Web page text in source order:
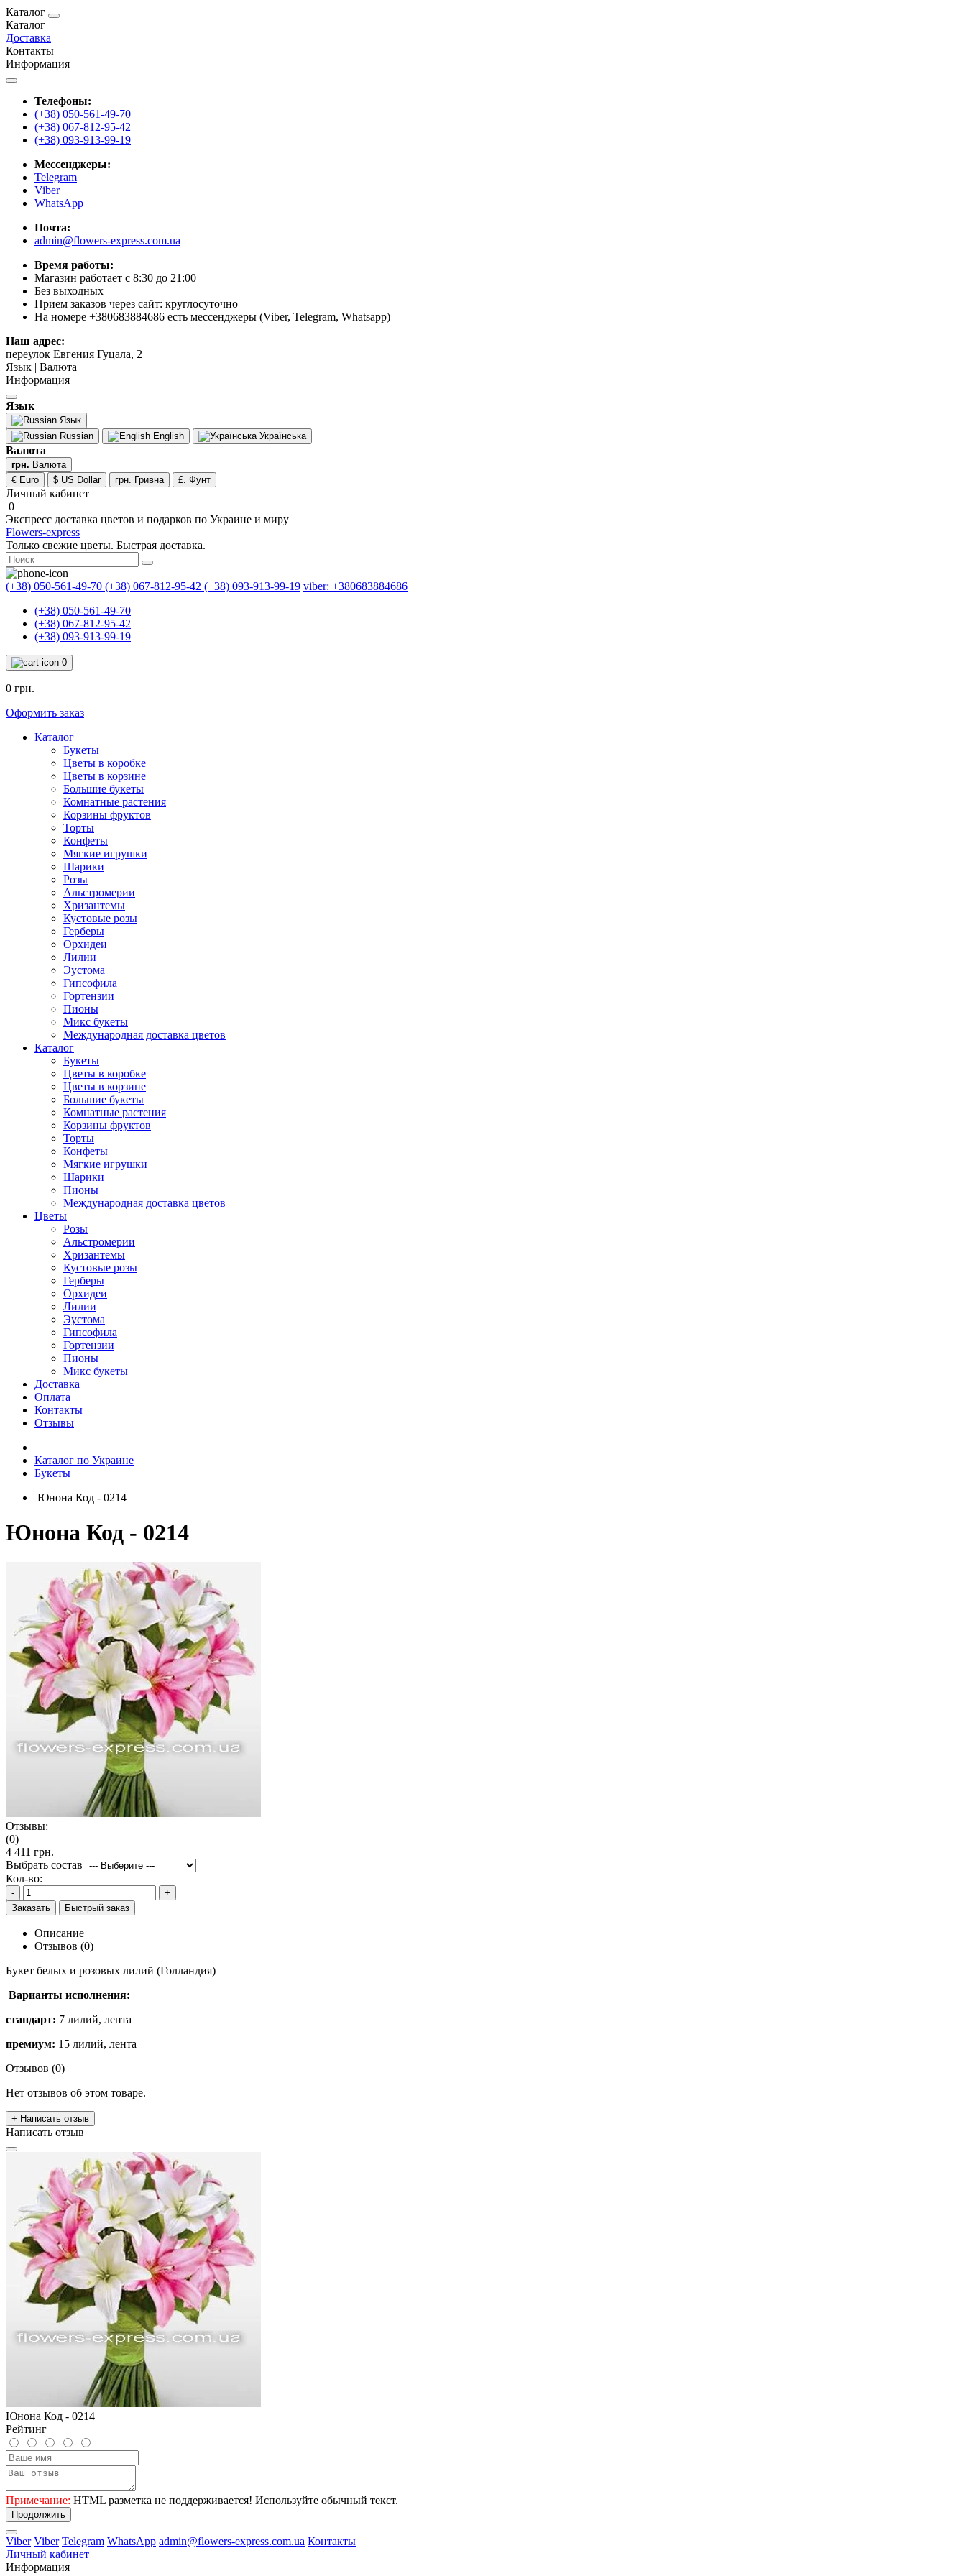
Каталог
Каталог
Доставка
Контакты
Информация
Телефоны:
(+38) 050-561-49-70
(+38) 067-812-95-42
(+38) 093-913-99-19
Мессенджеры:
Telegram
Viber
WhatsApp
Почта:
admin@flowers-express.com.ua
Время работы:
Магазин работает с 8:30 до 21:00
Без выходных
Прием заказов через сайт: круглосуточно
На номере +380683884686 есть мессенджеры (Viber, Telegram, Whatsapp)
Наш адрес:
переулок Евгения Гуцала, 2
Язык | Валюта
Информация
Язык
Язык
Russian
English Українська
Валюта
грн. Валюта
€ Euro
$ US Dollar грн. Гривна £. Фунт
Личный кабинет
0
Экспресс доставка цветов и подарков по Украине и миру
Flowers-express
Только свежие цветы. Быстрая доставка.
(+38) 050-561-49-70 (+38) 067-812-95-42 (+38) 093-913-99-19 viber: +380683884686
(+38) 050-561-49-70
(+38) 067-812-95-42
(+38) 093-913-99-19
0
0 грн.
Оформить заказ
Каталог
Букеты
Цветы в коробке
Цветы в корзине
Большие букеты
Комнатные растения
Корзины фруктов
Торты
Конфеты
Мягкие игрушки
Шарики
Розы
Альстромерии
Хризантемы
Кустовые розы
Герберы
Орхидеи
Лилии
Эустома
Гипсофила
Гортензии
Пионы
Микс букеты
Международная доставка цветов
Каталог
Букеты
Цветы в коробке
Цветы в корзине
Большие букеты
Комнатные растения
Корзины фруктов
Торты
Конфеты
Мягкие игрушки
Шарики
Пионы
Международная доставка цветов
Цветы
Розы
Альстромерии
Хризантемы
Кустовые розы
Герберы
Орхидеи
Лилии
Эустома
Гипсофила
Гортензии
Пионы
Микс букеты
Доставка
Оплата
Контакты
Отзывы
Каталог по Украине
Букеты
Юнона Код - 0214
Юнона Код - 0214
Отзывы:
(0)
4 411 грн.
Выбрать состав
Кол-во:
-
+
Заказать
Быстрый заказ
Описание
Отзывов (0)
Букет белых и розовых лилий (Голландия)
Варианты исполнения:
стандарт: 7 лилий, лента
премиум: 15 лилий, лента
Отзывов (0)
Нет отзывов об этом товаре.
+ Написать отзыв
Написать отзыв
Юнона Код - 0214
Рейтинг
Примечание: HTML разметка не поддерживается! Используйте обычный текст.
Продолжить
Viber Viber Telegram WhatsApp admin@flowers-express.com.ua Контакты
Личный кабинет
Информация